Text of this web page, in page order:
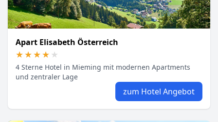
Apart Elisabeth Österreich
★★★★★
★★★★★
4 Sterne Hotel in Mieming mit modernen Apartments
und zentraler Lage
zum Hotel Angebot